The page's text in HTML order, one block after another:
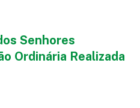
Senhores
Ordinária Realizada